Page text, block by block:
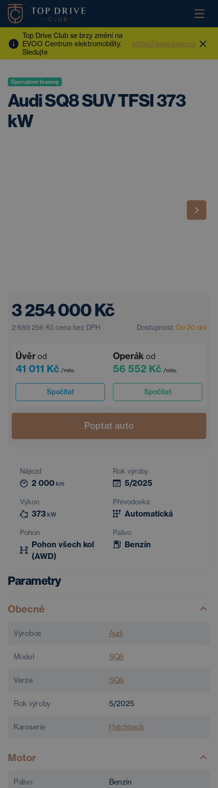
Top Drive Club se brzy změní na
EVOO Centrum elektromobility.
Sledujte
https://www.evoo.cz
Operativní leasing
Audi SQ8 SUV TFSI 373
kW
3 254 000 Kč
2 689 256 Kč cena bez DPH Dostupnost: Do 20 dní
Úvěr od
41 011 Kč /měs.
Spočítat
Operák od
56 552 Kč /měs.
Spočítat
Poptat auto
Nájezd
2 000 km
Rok výroby
5/2025
Výkon
373 kW
Převodovka
Automatická
Pohon
Pohon všech kol
(AWD)
Palivo
Benzín
Parametry
Obecné
Výrobce Audi
Model SQ8
Verze SQ8
Rok výroby 5/2025
Karoserie Hatchback
Motor
Palivo Benzín